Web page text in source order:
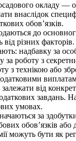
окладу —
внаслідок
обов’язків.
до
від різних
надбавку за
за роботу з
з технікою або
від
завдань.
умовах.
за
обов’язків або
можуть бути як